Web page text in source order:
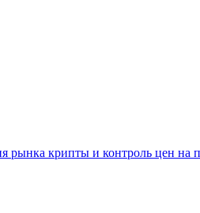
рынка крипты и контроль цен на